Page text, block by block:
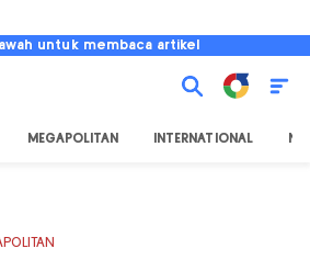
untuk membaca artikel
MEGAPOLITAN INTERNATIONAL